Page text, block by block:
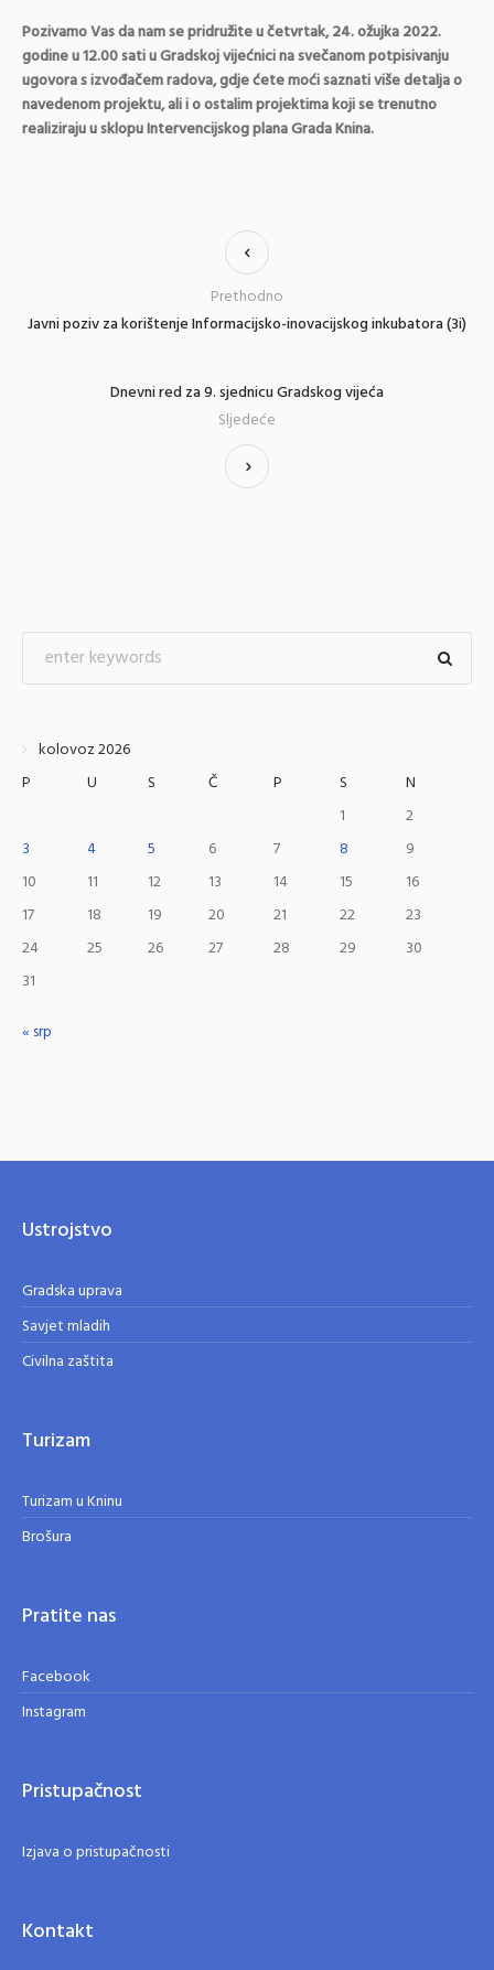
Pozivamo Vas da nam se pridružite u četvrtak, 24. ožujka 2022.
godine u 12.00 sati u Gradskoj vijećnici na svečanom potpisivanju
ugovora s izvođačem radova, gdje ćete moći saznati više detalja o
navedenom projektu, ali i o ostalim projektima koji se trenutno
realiziraju u sklopu Intervencijskog plana Grada Knina.
Javni poziv za korištenje Informacijsko-inovacijskog inkubatora (3i)
Prethodno
Dnevni red za 9. sjednicu Gradskog vijeća
Sljedeće
kolovoz 2026
P
U S Č P S
N
1
2
3
4 5 6 7 8
9
10
11 12 13 14 15
16
17
18 19 20 21 22
23
24
25 26 27 28 29
30
31
« srp
Ustrojstvo
Gradska uprava
Savjet mladih
Civilna zaštita
Turizam
Turizam u Kninu
Brošura
Pratite nas
Facebook
Instagram
Pristupačnost
Izjava o pristupačnosti
Kontakt